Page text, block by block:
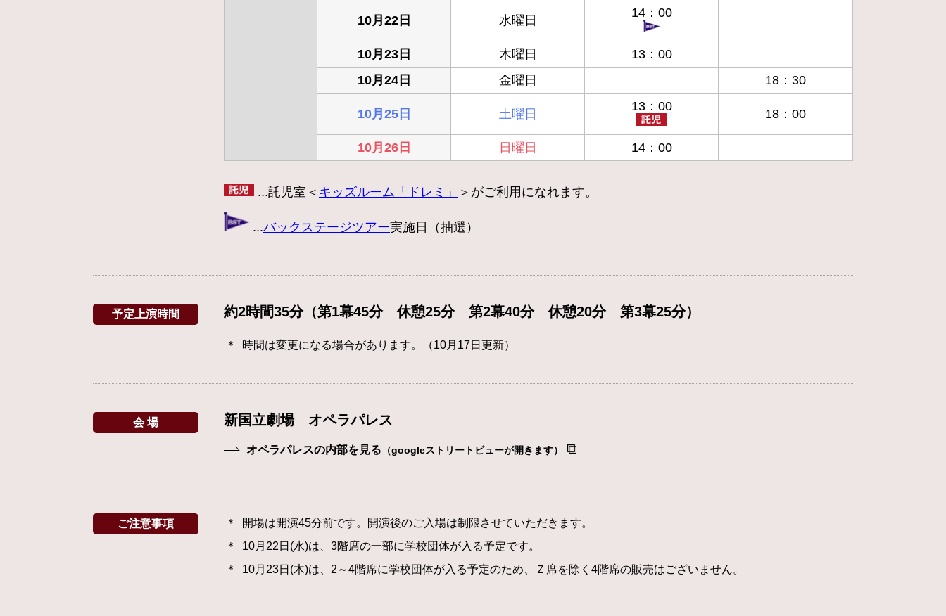
10月22日 水曜日
14：00
10月23日 木曜日
13：00
10月24日
金曜日 18：30
10月25日 土曜日
13：00
18：00
10月26日 日曜日 14：00
...託児室＜ キッズルーム「ドレミ」 ＞がご利用になれます。
...バックステージツアー実施日（抽選）
予定上演時間 約2時間35分（第1幕45分 休憩25分 第2幕40分 休憩20分 第3幕25分）
時間は変更になる場合があります。（10月17日更新）
会 場 新国立劇場 オペラパレス
オペラパレスの内部を見る （googleストリートビューが開きます）
ご注意事項
開場は開演45分前です。開演後のご入場は制限させていただきます。
10月22日(水)は、3階席の一部に学校団体が入る予定です。
10月23日(木)は、2～4階席に学校団体が入る予定のため、Ｚ席を除く4階席の販売はございません。